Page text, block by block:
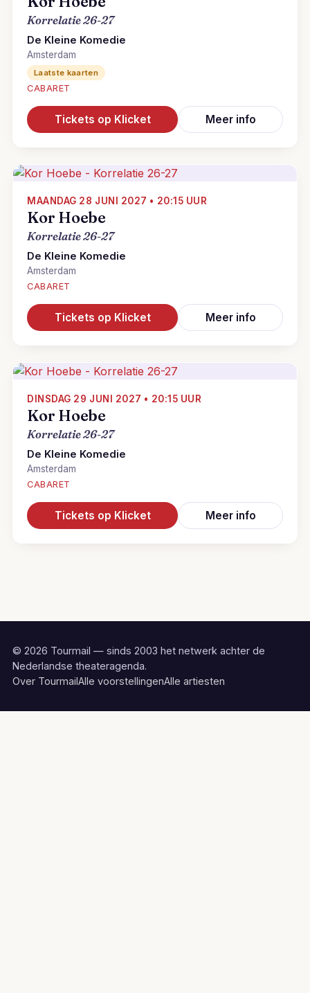
Korrelatie 26-27
De Kleine Komedie
Amsterdam
Laatste kaarten
CABARET
Tickets op Klicket Meer info
MAANDAG 28 JUNI 2027 • 20:15 UUR
Kor Hoebe
Korrelatie 26-27
De Kleine Komedie
Amsterdam
CABARET
Tickets op Klicket Meer info
DINSDAG 29 JUNI 2027 • 20:15 UUR
Kor Hoebe
Korrelatie 26-27
De Kleine Komedie
Amsterdam
CABARET
Tickets op Klicket Meer info
© 2026 Tourmail — sinds 2003 het netwerk achter de
Nederlandse theateragenda.
Over TourmailAlle voorstellingenAlle artiesten